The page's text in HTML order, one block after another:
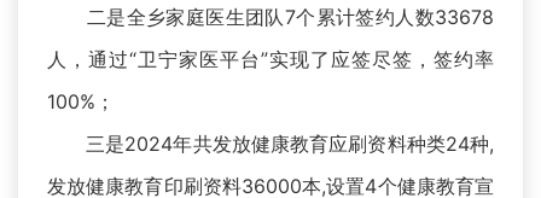
二是全乡家庭医生团队7个累计签约人数33678
人，通过“卫宁家医平台”实现了应签尽签，签约率
100%；
三是2024年共发放健康教育应刷资料种类24种,
发放健康教育印刷资料36000本,设置4个健康教育宣